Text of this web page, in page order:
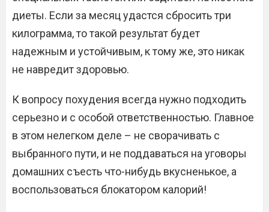
диеты. Если за месяц удастся сбросить три
килограмма, то такой результат будет
надежным и устойчивым, к тому же, это никак
не навредит здоровью.
К вопросу похудения всегда нужно подходить
серьезно и с особой ответственностью. Главное
в этом нелегком деле – не сворачивать с
выбранного пути, и не поддаваться на уговоры
домашних съесть что-нибудь вкусненькое, а
воспользоваться блокатором калорий!